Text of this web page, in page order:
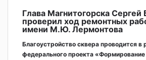
Глава Магнитогорска Сергей
проверил ход ремонтных
имени М.Ю. Лермонтова
Благоустройство сквера проводится в
федерального проекта